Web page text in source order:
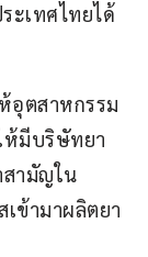
ะเทศไทยได้
อุตสาหกรรม
ห้มีบริษัทยา
ามัญใน
ข้ามาผลิตยา